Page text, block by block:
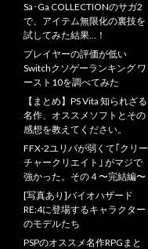
Sa･Ga COLLECTIONのサガ2
で、アイテム無限化の裏技を
試してみた結果…！
プレイヤーの評価が低い
Switchクソゲーランキング ワ
ースト10を調べてみた
【まとめ】PS Vita 知られざる
名作、オススメソフトとその
感想を教えてください。
FFX-2ユリパが弱くて｢クリー
チャークリエイト｣ がマジで
強かった。その４〜完結編〜
[写真あり]バイオハザード
RE:4に登場するキャラクター
のモデルたち
PSPのオススメ名作RPGまと